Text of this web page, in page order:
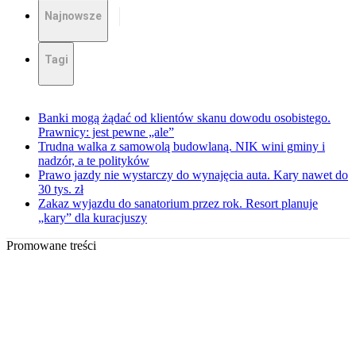
Najnowsze
Tagi
Banki mogą żądać od klientów skanu dowodu osobistego.
Prawnicy: jest pewne „ale”
Trudna walka z samowolą budowlaną. NIK wini gminy i
nadzór, a te polityków
Prawo jazdy nie wystarczy do wynajęcia auta. Kary nawet do
30 tys. zł
Zakaz wyjazdu do sanatorium przez rok. Resort planuje
„kary” dla kuracjuszy
Promowane treści